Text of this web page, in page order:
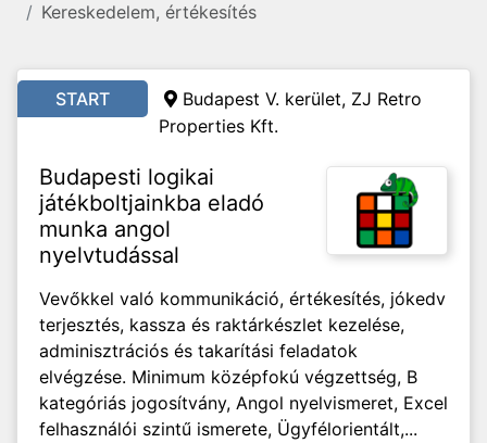
Kereskedelem, értékesítés
START Budapest V. kerület, ZJ Retro
Properties Kft.
Budapesti logikai
játékboltjainkba eladó
munka angol
nyelvtudással
Vevőkkel való kommunikáció, értékesítés, jókedv
terjesztés, kassza és raktárkészlet kezelése,
adminisztrációs és takarítási feladatok
elvégzése. Minimum középfokú végzettség, B
kategóriás jogosítvány, Angol nyelvismeret, Excel
felhasználói szintű ismerete, Ügyfélorientált,...